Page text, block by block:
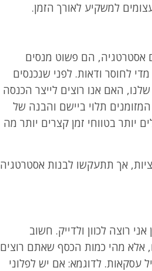
למשקיע לאורך הזמן.
אסטרטגיה, הם פשוט מנסים
לחוסר ודאות. לפני שנכנסים
האם אנו רוצים לייצר הכנסה
תלוי ביישם והבנה של
יותר בטווחי זמן קצרים יותר מה
אך תתעקשו לבנות אסטרטגיה
רוצה לכוון ולדייק. חשוב
אלא מהי כמות הכסף שאתם רוצים
עסקאות. לדוגמא: אם יש לפלוני